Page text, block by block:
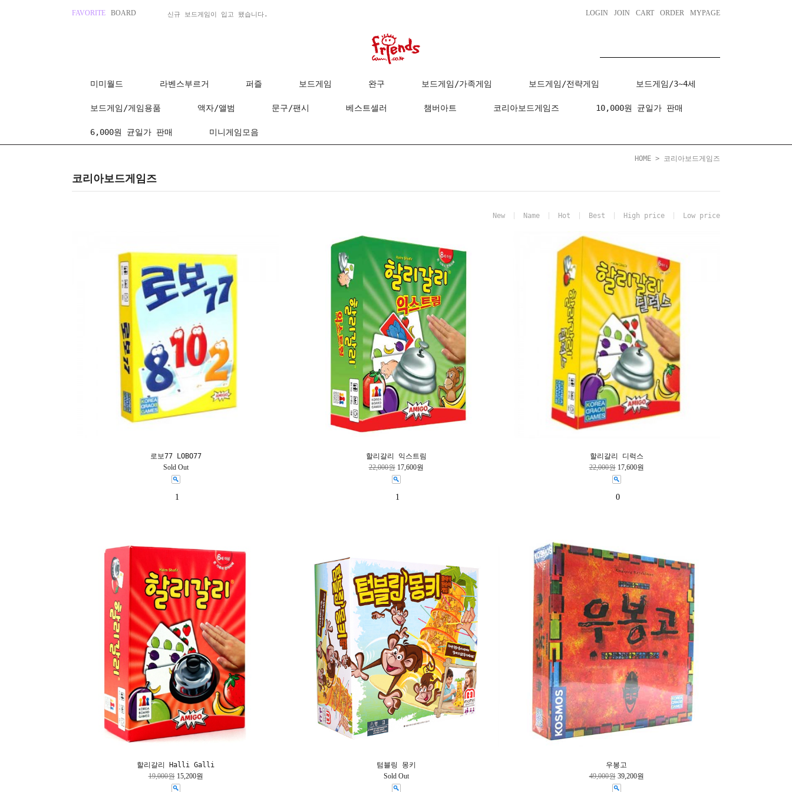
FAVORITE BOARD 신규 보드게임이 입고 됐습니다. LOGIN JOIN CART ORDER MYPAGE
미미월드 라벤스부르거 퍼즐 보드게임 완구 보드게임/가족게임 보드게임/전략게임 보드게임/3~4세
보드게임/게임용품 액자/앨범 문구/팬시 베스트셀러 챔버아트 코리아보드게임즈 10,000원 균일가 판매
6,000원 균일가 판매 미니게임모음
HOME > 코리아보드게임즈
코리아보드게임즈
New Name Hot Best High price Low price
로보77 LOBO77
Sold Out
1
할리갈리 익스트림
22,000원 17,600원
1
할리갈리 디럭스
22,000원 17,600원
0
할리갈리 Halli Galli
19,000원 15,200원
텀블링 몽키
Sold Out
우봉고
49,000원 39,200원